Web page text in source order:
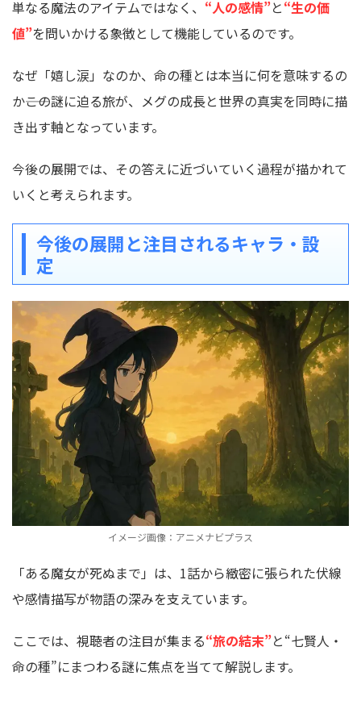
単なる魔法のアイテムではなく、 “人の感情”と“生の価
値”を問いかける象徴として機能しているのです。
なぜ「嬉し涙」なのか、命の種とは本当に何を意味するの
か――この謎に迫る旅が、メグの成長と世界の真実を同時に描
き出す軸となっています。
今後の展開では、その答えに近づいていく過程が描かれて
いくと考えられます。
今後の展開と注目されるキャラ・設
定
イメージ画像：アニメナビプラス
「ある魔女が死ぬまで」は、1話から緻密に張られた伏線
や感情描写が物語の深みを支えています。
ここでは、視聴者の注目が集まる“旅の結末”と“七賢人・
命の種”にまつわる謎に焦点を当てて解説します。